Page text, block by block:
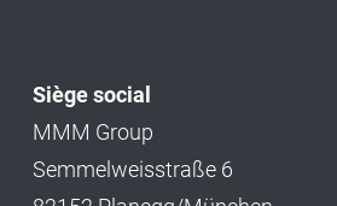
Siège social
MMM Group
Semmelweisstraße 6